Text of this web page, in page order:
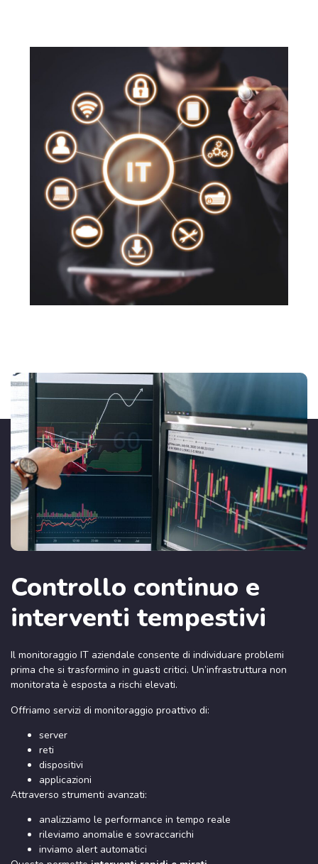
Controllo continuo e
interventi tempestivi
Il monitoraggio IT aziendale consente di individuare problemi
prima che si trasformino in guasti critici. Un’infrastruttura non
monitorata è esposta a rischi elevati.
Offriamo servizi di monitoraggio proattivo di:
server
reti
dispositivi
applicazioni
Attraverso strumenti avanzati:
analizziamo le performance in tempo reale
rileviamo anomalie e sovraccarichi
inviamo alert automatici